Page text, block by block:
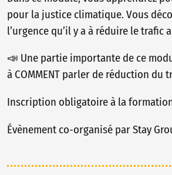
pour la justice climatique. Vous
l’urgence qu’il y a à réduire le
📣 Une partie importante de ce
à COMMENT parler de réduction
Inscription obligatoire à la
Évènement co-organisé par Stay